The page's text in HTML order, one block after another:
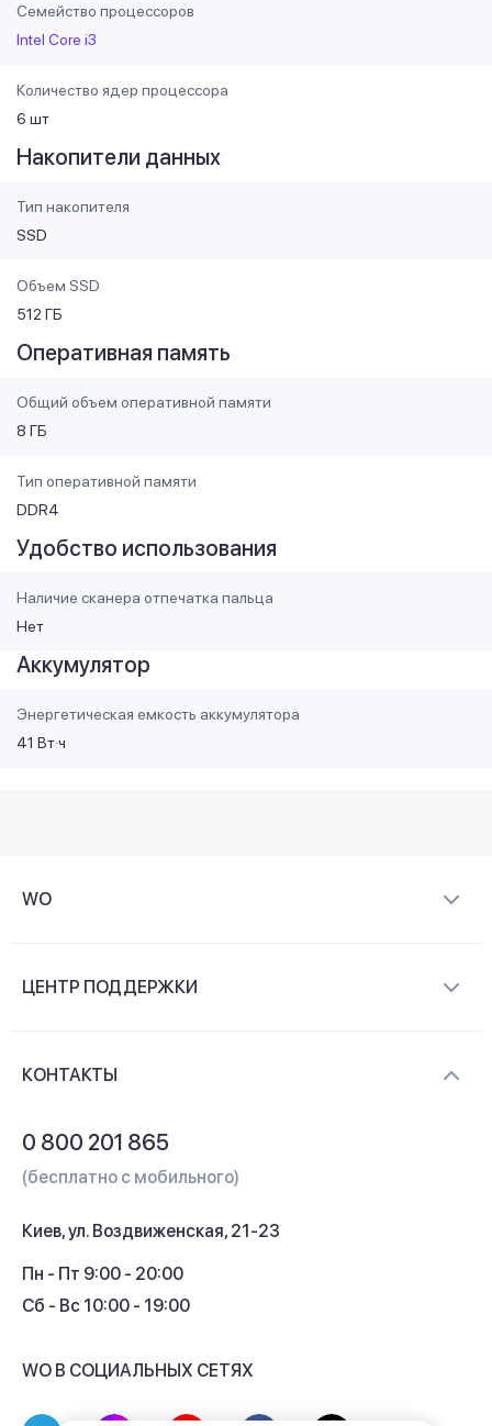
Семейство процессоров
Intel Core i3
Количество ядер процессора
6 шт
Накопители данных
Тип накопителя
SSD
Объем SSD
512 ГБ
Оперативная память
Общий объем оперативной памяти
8 ГБ
Тип оперативной памяти
DDR4
Удобство использования
Наличие сканера отпечатка пальца
Нет
Аккумулятор
Энергетическая емкость аккумулятора
41 Вт·ч
WO
Контакты
ЦЕНТР ПОДДЕРЖКИ
Кэшбек
КОНТАКТЫ
0 800 201 865
(бесплатно с мобильного)
Киев, ул. Воздвиженская, 21-23
Пн - Пт 9:00 - 20:00
Сб - Вс 10:00 - 19:00
WO В СОЦИАЛЬНЫХ СЕТЯХ